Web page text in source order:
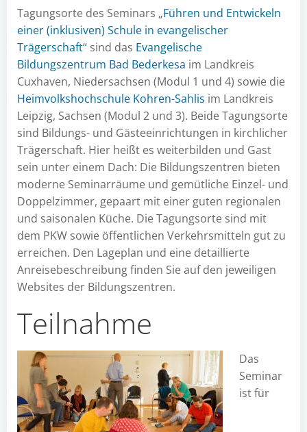
Tagungsorte des Seminars „Führen und Entwickeln
einer (inklusiven) Schule in evangelischer
Trägerschaft“ sind das Evangelische
Bildungszentrum Bad Bederkesa im Landkreis
Cuxhaven, Niedersachsen (Modul 1 und 4) sowie die
Heimvolkshochschule Kohren-Sahlis im Landkreis
Leipzig, Sachsen (Modul 2 und 3). Beide Tagungsorte
sind Bildungs- und Gästeeinrichtungen in kirchlicher
Trägerschaft. Hier heißt es weiterbilden und Gast
sein unter einem Dach: Die Bildungszentren bieten
moderne Seminarräume und gemütliche Einzel- und
Doppelzimmer, gepaart mit einer guten regionalen
und saisonalen Küche. Die Tagungsorte sind mit
dem PKW sowie öffentlichen Verkehrsmitteln gut zu
erreichen. Den Lageplan und eine detaillierte
Anreisebeschreibung finden Sie auf den jeweiligen
Websites der Bildungszentren.
Teilnahme
Das
Seminar
ist für